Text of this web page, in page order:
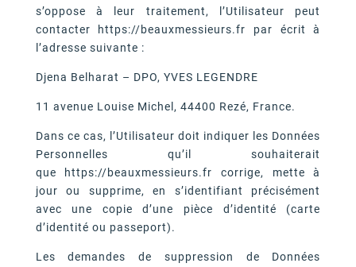
s’oppose à leur traitement, l’Utilisateur peut
contacter https://beauxmessieurs.fr par écrit à
l’adresse suivante :
Djena Belharat – DPO, YVES LEGENDRE
11 avenue Louise Michel, 44400 Rezé, France.
Dans ce cas, l’Utilisateur doit indiquer les Données
Personnelles qu’il souhaiterait
que https://beauxmessieurs.fr corrige, mette à
jour ou supprime, en s’identifiant précisément
avec une copie d’une pièce d’identité (carte
d’identité ou passeport).
Les demandes de suppression de Données